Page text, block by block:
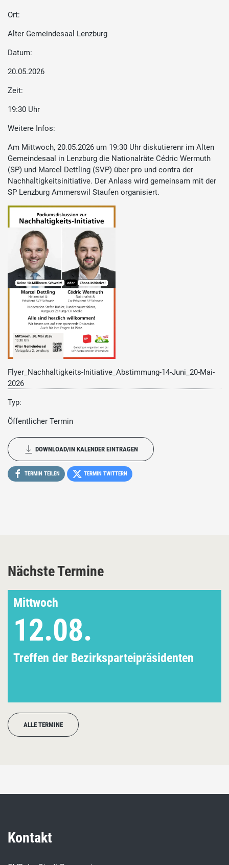
Ort:
Alter Gemeindesaal Lenzburg
Datum:
20.05.2026
Zeit:
19:30 Uhr
Weitere Infos:
Am Mittwoch, 20.05.2026 um 19:30 Uhr diskutierenr im Alten
Gemeindesaal in Lenzburg die Nationalräte Cédric Wermuth
(SP) und Marcel Dettling (SVP) über pro und contra der
Nachhaltigkeitsinitiative. Der Anlass wird gemeinsam mit der
SP Lenzburg Ammerswil Staufen organisiert.
Flyer_Nachhaltigkeits-Initiative_Abstimmung-14-Juni_20-Mai-
2026
Typ:
Öffentlicher Termin
DOWNLOAD/IN KALENDER EINTRAGEN
TERMIN TEILEN TERMIN TWITTERN
Nächste Termine
Mittwoch
12.08.
Treffen der Bezirksparteipräsidenten
ALLE TERMINE
Kontakt